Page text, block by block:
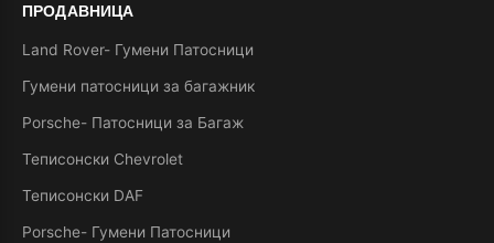
ПРОДАВНИЦА
Land Rover- Гумени Патосници
Гумени патосници за багажник
Porsche- Патосници за Багаж
Теписонски Chevrolet
Теписонски DAF
Porsche- Гумени Патосници